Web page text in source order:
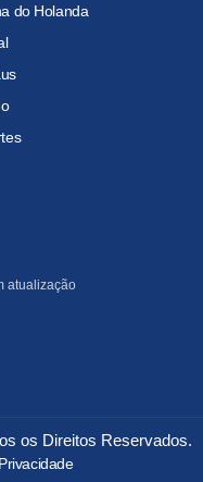
do Holanda
atualização
os Direitos Reservados.